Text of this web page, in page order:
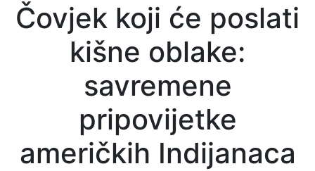
Čovjek koji će poslati
kišne oblake:
savremene
pripovijetke
američkih Indijanaca